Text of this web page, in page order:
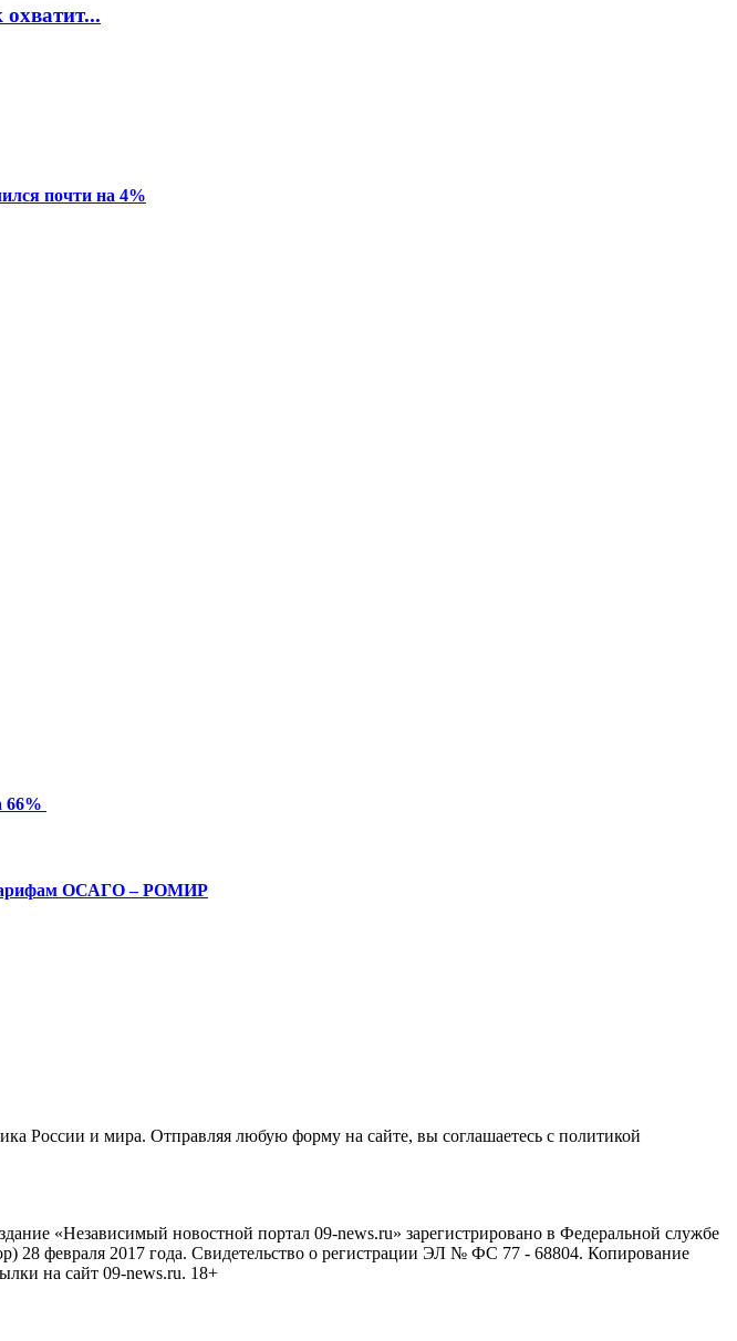
почти на 4%
66%
тарифам ОСАГО – РОМИР
России и мира. Отправляя любую форму на сайте, вы соглашаетесь с политикой
«Независимый новостной портал 09-news.ru» зарегистрировано в Федеральной службе
28 февраля 2017 года. Свидетельство о регистрации ЭЛ № ФС 77 - 68804. Копирование
на сайт 09-news.ru. 18+